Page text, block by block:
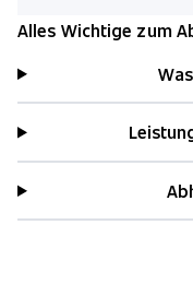
Alles Wichtige zum